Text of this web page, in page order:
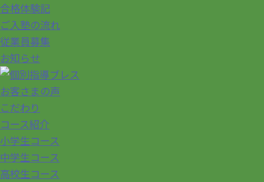
合格体験記
ご入塾の流れ
従業員募集
お知らせ
お客さまの声
こだわり
コース紹介
小学生コース
中学生コース
高校生コース